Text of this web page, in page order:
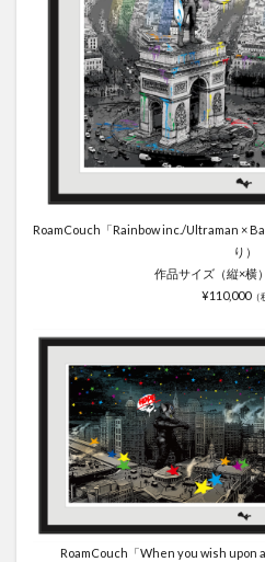
RoamCouch「Rainbow inc./Ultraman ×
り）
作品サイズ（縦×横
¥110,000（
RoamCouch「When you wish upon